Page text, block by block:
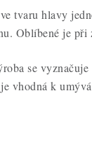
tvaru hlavy
Oblíbené je
se
vhodná k